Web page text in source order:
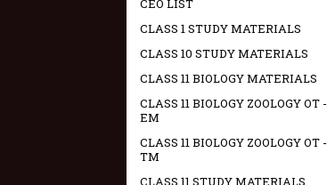
CEO LIST
CLASS 1 STUDY MATERIALS
CLASS 10 STUDY MATERIALS
CLASS 11 BIOLOGY MATERIALS
CLASS 11 BIOLOGY ZOOLOGY OT -
EM
CLASS 11 BIOLOGY ZOOLOGY OT -
TM
CLASS 11 STUDY MATERIALS